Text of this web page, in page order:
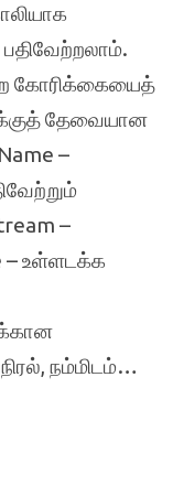
கோரிக்கையைத்
தேவையான
–
–
– உள்ளடக்க
நம்மிடம்…